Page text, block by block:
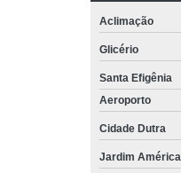
Aclimação
Glicério
Santa Efigênia
Aeroporto
Cidade Dutra
Jardim América